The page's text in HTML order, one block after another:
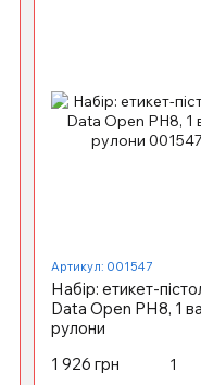
Артикул: 001547
Набір: етикет-
Data Open PH8, 1
рулони
1 926 грн